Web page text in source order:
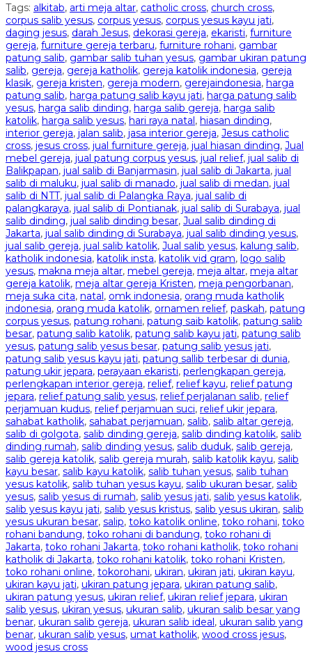
Tags: alkitab, arti meja altar, catholic cross, church cross,
corpus salib yesus, corpus yesus, corpus yesus kayu jati,
daging jesus, darah Jesus, dekorasi gereja, ekaristi, furniture
gereja, furniture gereja terbaru, furniture rohani, gambar
patung salib, gambar salib tuhan yesus, gambar ukiran patung
salib, gereja, gereja katholik, gereja katolik indonesia, gereja
klasik, gereja kristen, gereja modern, gerejaindonesia, harga
patung salib, harga patung salib kayu jati, harga patung salib
yesus, harga salib dinding, harga salib gereja, harga salib
katolik, harga salib yesus, hari raya natal, hiasan dinding,
interior gereja, jalan salib, jasa interior gereja, Jesus catholic
cross, jesus cross, jual furniture gereja, jual hiasan dinding, Jual
mebel gereja, jual patung corpus yesus, jual relief, jual salib di
Balikpapan, jual salib di Banjarmasin, jual salib di Jakarta, jual
salib di maluku, jual salib di manado, jual salib di medan, jual
salib di NTT, jual salib di Palangka Raya, jual salib di
palangkaraya, jual salib di Pontianak, jual salib di Surabaya, jual
salib dinding, jual salib dinding besar, Jual salib dinding di
Jakarta, jual salib dinding di Surabaya, jual salib dinding yesus,
jual salib gereja, jual salib katolik, Jual salib yesus, kalung salib,
katholik indonesia, katolik insta, katolik vid gram, logo salib
yesus, makna meja altar, mebel gereja, meja altar, meja altar
gereja katolik, meja altar gereja Kristen, meja pengorbanan,
meja suka cita, natal, omk indonesia, orang muda katholik
indonesia, orang muda katolik, ornamen relief, paskah, patung
corpus yesus, patung rohani, patung saib katolik, patung salib
besar, patung salib katolik, patung salib kayu jati, patung salib
yesus, patung salib yesus besar, patung salib yesus jati,
patung salib yesus kayu jati, patung sallib terbesar di dunia,
patung ukir jepara, perayaan ekaristi, perlengkapan gereja,
perlengkapan interior gereja, relief, relief kayu, relief patung
jepara, relief patung salib yesus, relief perjalanan salib, relief
perjamuan kudus, relief perjamuan suci, relief ukir jepara,
sahabat katholik, sahabat perjamuan, salib, salib altar gereja,
salib di golgota, salib dinding gereja, salib dinding katolik, salib
dinding rumah, salib dinding yesus, salib duduk, salib gereja,
salib gereja katolik, salib gereja murah, salib katolik kayu, salib
kayu besar, salib kayu katolik, salib tuhan yesus, salib tuhan
yesus katolik, salib tuhan yesus kayu, salib ukuran besar, salib
yesus, salib yesus di rumah, salib yesus jati, salib yesus katolik,
salib yesus kayu jati, salib yesus kristus, salib yesus ukiran, salib
yesus ukuran besar, salip, toko katolik online, toko rohani, toko
rohani bandung, toko rohani di bandung, toko rohani di
Jakarta, toko rohani Jakarta, toko rohani katholik, toko rohani
katholik di Jakarta, toko rohani katolik, toko rohani Kristen,
toko rohani online, tokorohani, ukiran, ukiran jati, ukiran kayu,
ukiran kayu jati, ukiran patung jepara, ukiran patung salib,
ukiran patung yesus, ukiran relief, ukiran relief jepara, ukiran
salib yesus, ukiran yesus, ukuran salib, ukuran salib besar yang
benar, ukuran salib gereja, ukuran salib ideal, ukuran salib yang
benar, ukuran salib yesus, umat katholik, wood cross jesus,
wood jesus cross